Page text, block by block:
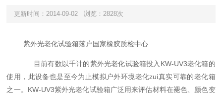
更新时间：2014-09-02 浏览：2828次
紫外光老化试验箱落户国家橡胶质检中心
目前有数以千计的紫外光老化试验箱投入KW-UV3老化箱的
使用，此设备也是至今为止模拟户外环境老化zui真实可靠的老化箱
之一。KW-UV3紫外光老化试验箱广泛用来评估材料在褪色、颜色变